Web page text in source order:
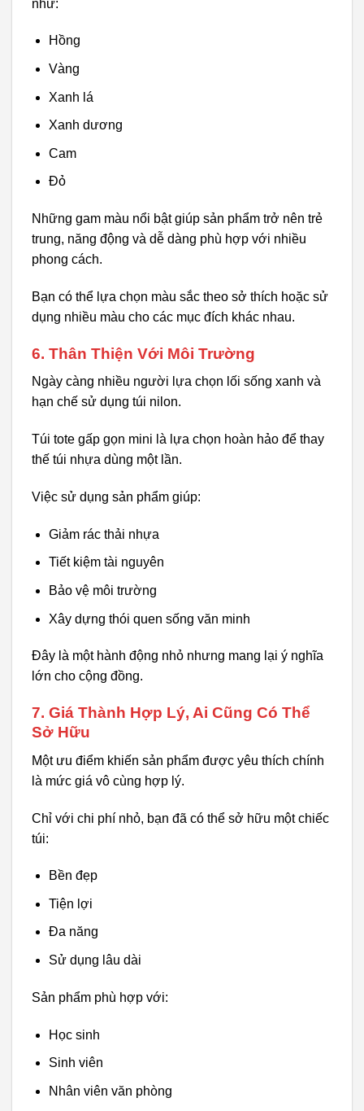
như:
Hồng
Vàng
Xanh lá
Xanh dương
Cam
Đỏ
Những gam màu nổi bật giúp sản phẩm trở nên trẻ
trung, năng động và dễ dàng phù hợp với nhiều
phong cách.
Bạn có thể lựa chọn màu sắc theo sở thích hoặc sử
dụng nhiều màu cho các mục đích khác nhau.
6. Thân Thiện Với Môi Trường
Ngày càng nhiều người lựa chọn lối sống xanh và
hạn chế sử dụng túi nilon.
Túi tote gấp gọn mini là lựa chọn hoàn hảo để thay
thế túi nhựa dùng một lần.
Việc sử dụng sản phẩm giúp:
Giảm rác thải nhựa
Tiết kiệm tài nguyên
Bảo vệ môi trường
Xây dựng thói quen sống văn minh
Đây là một hành động nhỏ nhưng mang lại ý nghĩa
lớn cho cộng đồng.
7. Giá Thành Hợp Lý, Ai Cũng Có Thể
Sở Hữu
Một ưu điểm khiến sản phẩm được yêu thích chính
là mức giá vô cùng hợp lý.
Chỉ với chi phí nhỏ, bạn đã có thể sở hữu một chiếc
túi:
Bền đẹp
Tiện lợi
Đa năng
Sử dụng lâu dài
Sản phẩm phù hợp với:
Học sinh
Sinh viên
Nhân viên văn phòng